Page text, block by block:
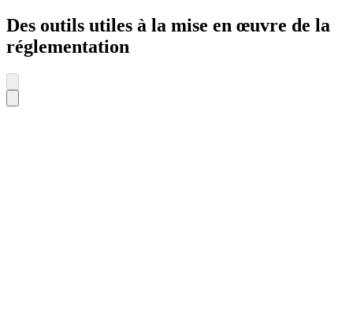
Des outils utiles à la mise en œuvre de la
réglementation